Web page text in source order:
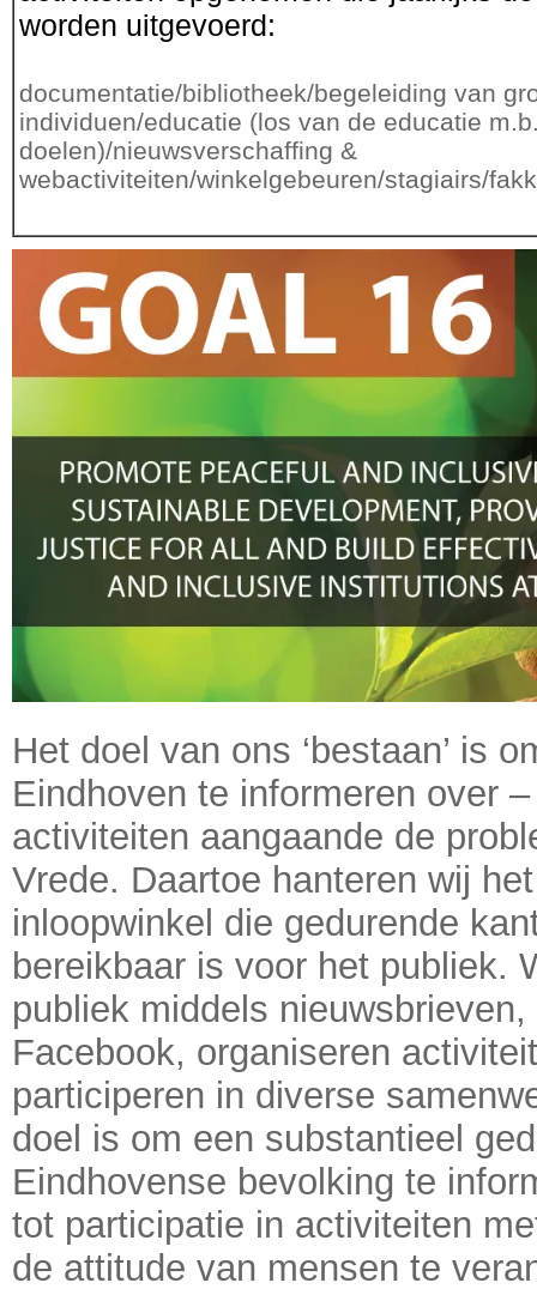
worden uitgevoerd:
documentatie/bibliotheek/begeleiding van
individuen/educatie (los van de educatie
doelen)/nieuwsverschaffing &
webactiviteiten/winkelgebeuren/stagiairs/
Het doel van ons ‘bestaan’ is
Eindhoven te informeren over
activiteiten aangaande de
Vrede. Daartoe hanteren wij
inloopwinkel die gedurende
bereikbaar is voor het publiek.
publiek middels
Facebook, organiseren
participeren in diverse
doel is om een substantieel
Eindhovense bevolking te
tot participatie in activiteiten
de attitude van mensen te